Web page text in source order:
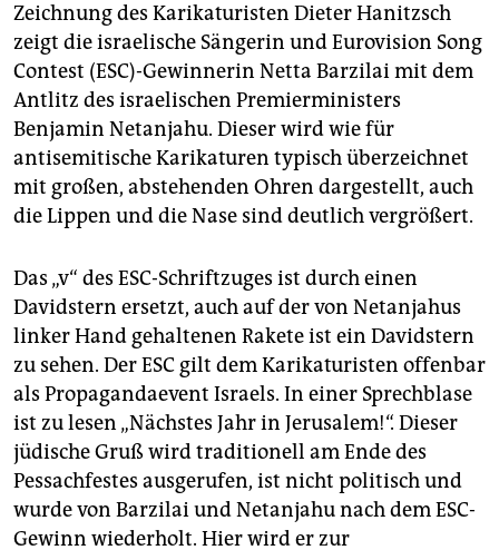
epaper login
Zeichnung des Karikaturisten Dieter Hanitzsch
zeigt die israelische Sängerin und Eurovision Song
Contest (ESC)-Gewinnerin Netta Barzilai mit dem
Antlitz des israelischen Premierministers
Benjamin Netanjahu. Dieser wird wie für
antisemitische Karikaturen typisch überzeichnet
mit großen, abstehenden Ohren dargestellt, auch
die Lippen und die Nase sind deutlich vergrößert.
Das „v“ des ESC-Schriftzuges ist durch einen
Davidstern ersetzt, auch auf der von Netanjahus
linker Hand gehaltenen Rakete ist ein Davidstern
zu sehen. Der ESC gilt dem Karikaturisten offenbar
als Propagandaevent Israels. In einer Sprechblase
ist zu lesen „Nächstes Jahr in Jerusalem!“. Dieser
jüdische Gruß wird traditionell am Ende des
Pessachfestes ausgerufen, ist nicht politisch und
wurde von Barzilai und Netanjahu nach dem ESC-
Gewinn wiederholt. Hier wird er zur